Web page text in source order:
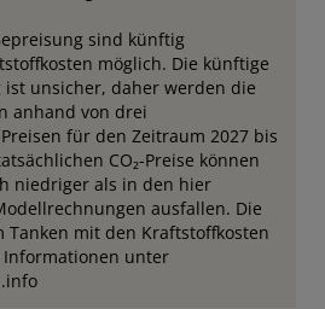
sind künftig
möglich. Die künftige
ist unsicher, daher werden die
anhand von drei
für den Zeitraum 2027 bis
CO₂-Preise können
niedriger als in den hier
ausfallen. Die
Tanken mit den Kraftstoffkosten
Informationen unter